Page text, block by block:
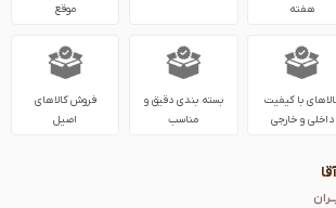
هفته
موقع
با کیفیت
داخلی و خارجی
بسته بندی دقیق و
مناسب
فروش کالاهای
اصیل